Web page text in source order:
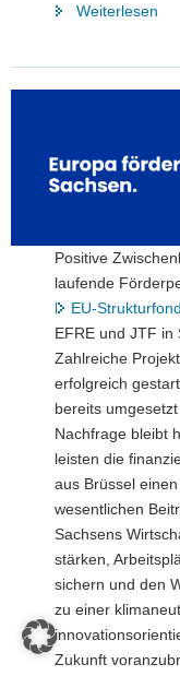
Weiterlesen
Positive
laufende
EU-
EFRE und JTF in
Zahlreiche
erfolgreich
bereits
Nachfrage bleibt
leisten die
aus Brüssel einen
wesentlichen
Sachsens
stärken,
sichern und den
zu einer
Zukunft